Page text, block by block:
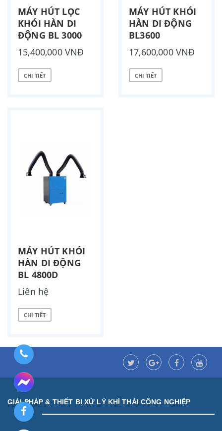
MÁY HÚT LỌC
KHÓI HÀN DI
ĐỘNG BL 3000
15,400,000 VNĐ
CHI TIẾT
MÁY HÚT KHÓI
HÀN DI ĐỘNG
BL3600
17,600,000 VNĐ
CHI TIẾT
MÁY HÚT KHÓI
HÀN DI ĐỘNG
BL 4800D
Liên hệ
CHI TIẾT
GIẢI PHÁP & THIẾT BỊ XỬ LÝ KHÍ THẢI CÔNG NGHIỆP